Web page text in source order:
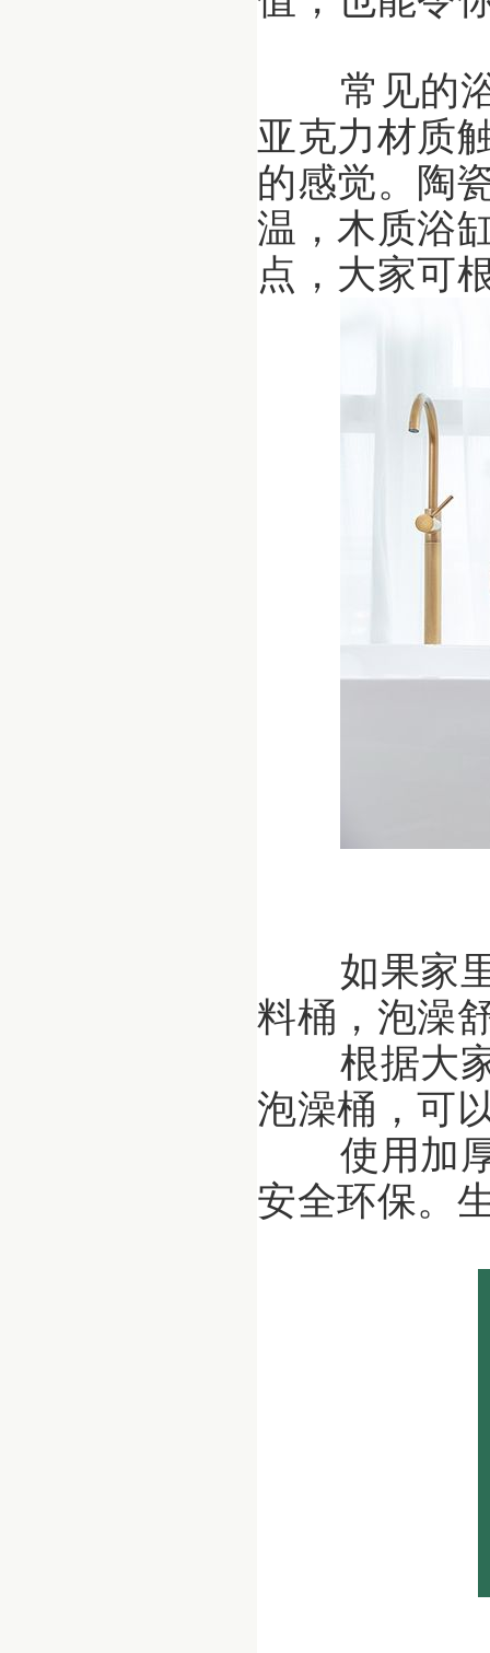
常见的
亚克力材质
的感觉。陶
温，木质浴
点，大家可
如果家
料桶，泡澡
根据大
泡澡桶，可
使用加
安全环保。